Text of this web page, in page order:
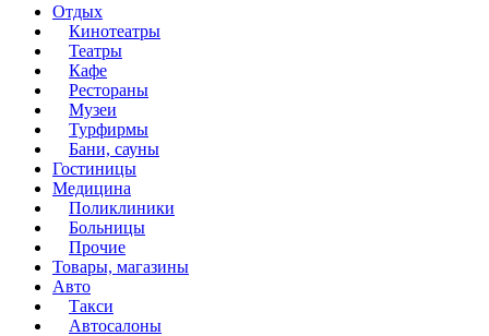
Отдых
Кинотеатры
Театры
Кафе
Рестораны
Музеи
Турфирмы
Бани, сауны
Гостиницы
Медицина
Поликлиники
Больницы
Прочие
Товары, магазины
Авто
Такси
Автосалоны